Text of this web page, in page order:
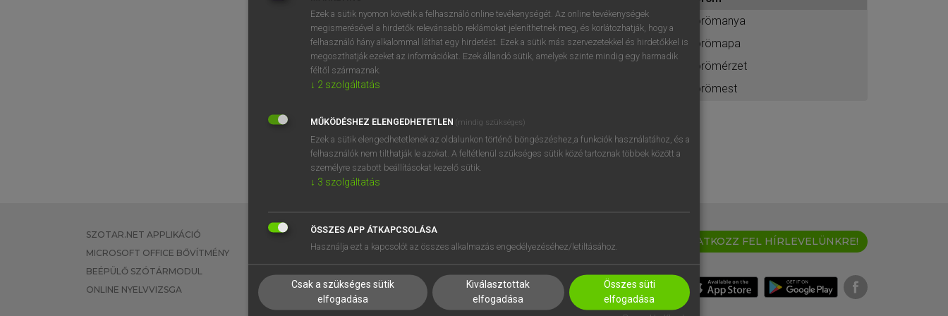
BELÉPÉS
próbaverziójának elindításához
regisztrálok ésbelépek.
REGISZTRÁCIÓ
örömanya
örömapa
örömérzet
örömest
SZOTAR.NET APPLIKÁCIÓ
MICROSOFT OFFICE BŐVÍTMÉNY
BEÉPÜLŐ SZÓTÁRMODUL
ONLINE NYELVVIZSGA
EGYÉNI FELHASZNÁLÓKNAK
TANULÓKNAK
VÁLLALATI MEGOLDÁSOK
SÚGÓ
RÓLUNK
SÜTI BEÁLLÍTÁSOK
IRATKOZZ FEL HÍRLEVELÜNKRE!
Ezek a sütik nyomon követik a felhasználó online tevékenységét. Az online tevékenységek
megismerésével a hirdetők relevánsabb reklámokat jeleníthetnek meg, és korlátozhatják, hogy a
felhasználó hány alkalommal láthat egy hirdetést. Ezek a sütik más szervezetekkel és hirdetőkkel is
megoszthatják ezeket az információkat. Ezek állandó sütik, amelyek szinte mindig egy harmadik
féltől származnak.
↓ 2 szolgáltatás
MŰKÖDÉSHEZ ELENGEDHETETLEN (mindig szükséges)
Ezek a sütik elengedhetetlenek az oldalunkon történő böngészéshez,a funkciók használatához, és a
felhasználók nem tilthatják le azokat. A feltétlenül szükséges sütik közé tartoznak többek között a
személyre szabott beállításokat kezelő sütik.
↓ 3 szolgáltatás
ÖSSZES APP ÁTKAPCSOLÁSA
Használja ezt a kapcsolót az összes alkalmazás engedélyezéséhez/letiltásához.
Csak a szükséges sütik
elfogadása
Kiválasztottak
elfogadása
Összes süti
elfogadása